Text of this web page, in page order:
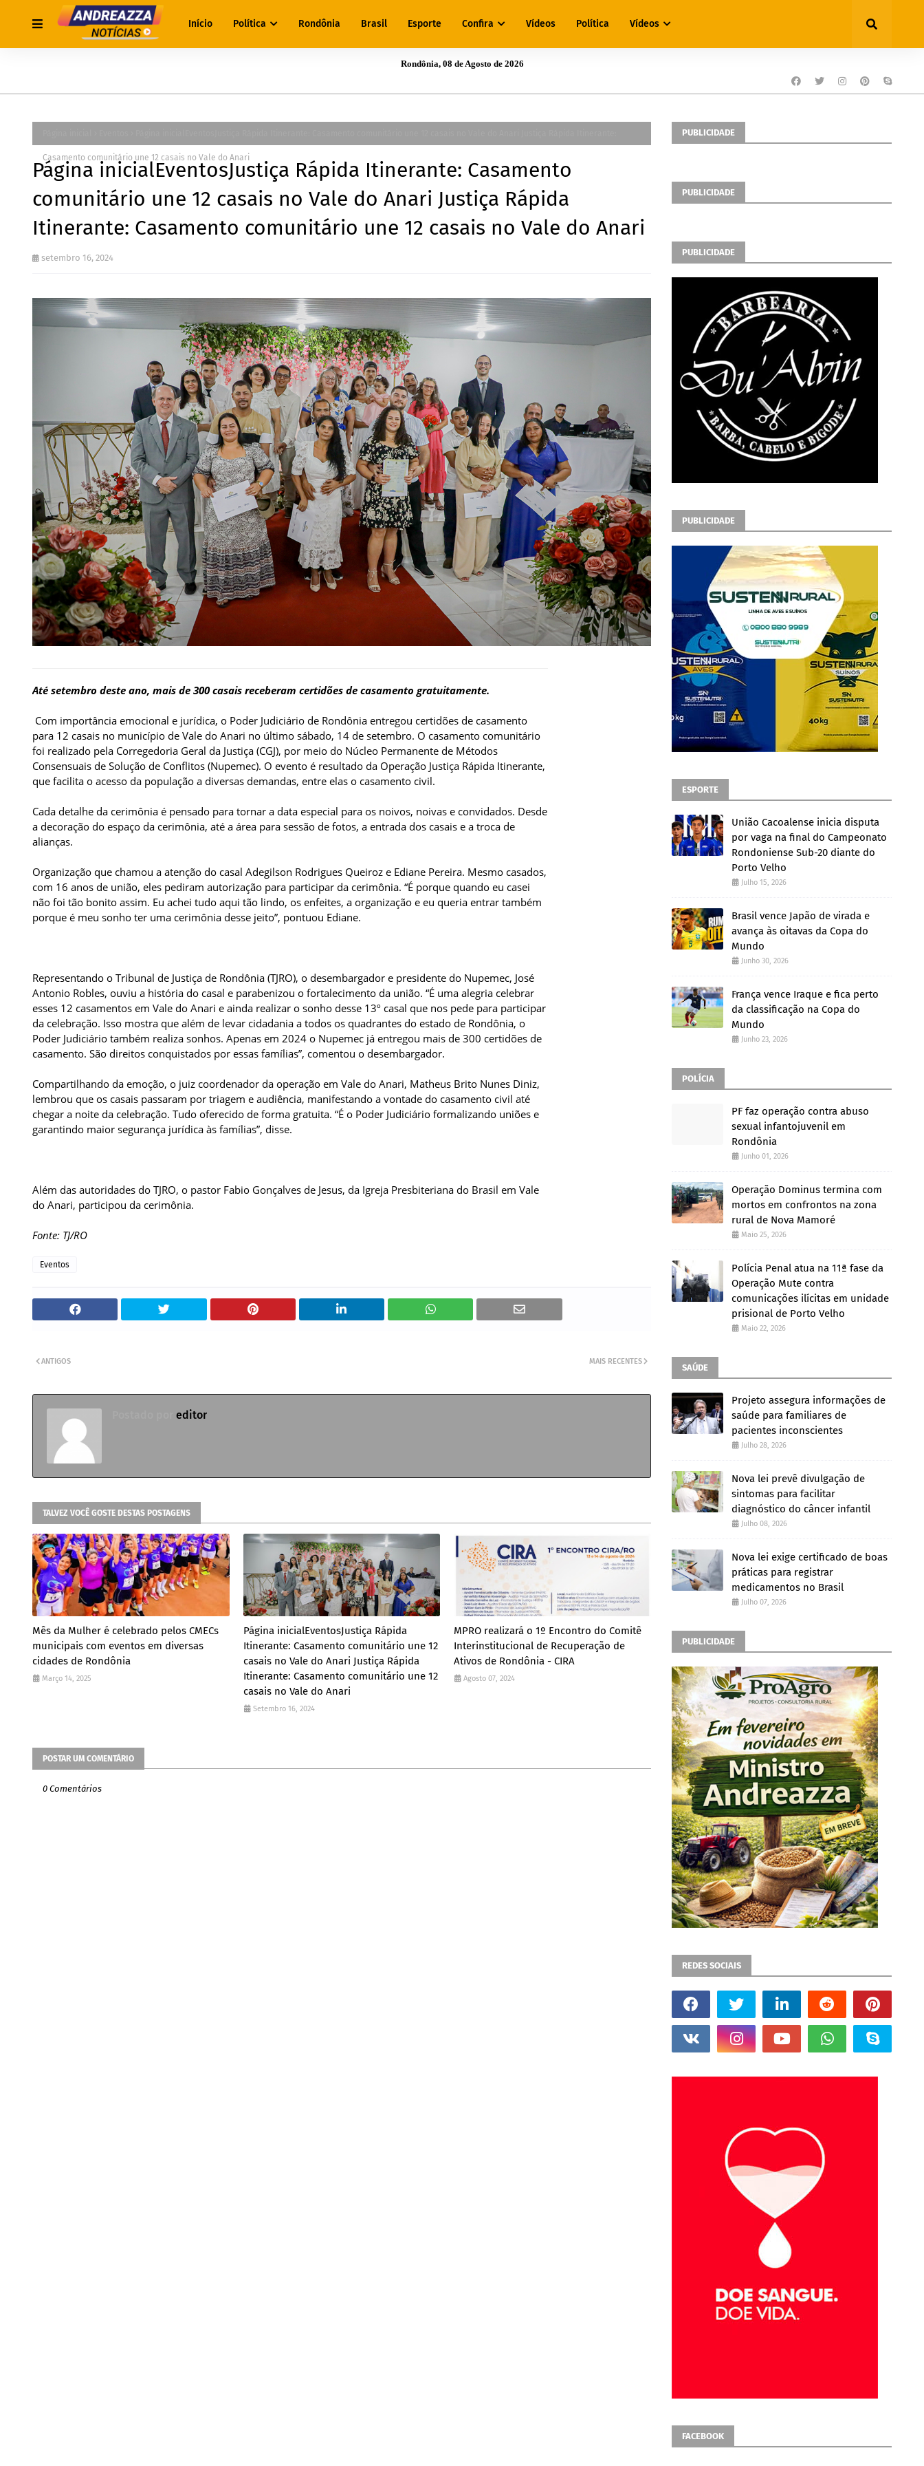
Início Política Rondônia Brasil Esporte Confira Vídeos Política Vídeos
Rondônia, 08 de Agosto de 2026
Casamento comunitário une 12 casais no Vale do Anari
Página inicialEventosJustiça Rápida Itinerante: Casamento
comunitário une 12 casais no Vale do Anari Justiça Rápida
Itinerante: Casamento comunitário une 12 casais no Vale do Anari
setembro 16, 2024
Até setembro deste ano, mais de 300 casais receberam certidões de casamento gratuitamente.
Com importância emocional e jurídica, o Poder Judiciário de Rondônia entregou certidões de casamento
para 12 casais no município de Vale do Anari no último sábado, 14 de setembro. O casamento comunitário
foi realizado pela Corregedoria Geral da Justiça (CGJ), por meio do Núcleo Permanente de Métodos
Consensuais de Solução de Conflitos (Nupemec). O evento é resultado da Operação Justiça Rápida Itinerante,
que facilita o acesso da população a diversas demandas, entre elas o casamento civil.
Cada detalhe da cerimônia é pensado para tornar a data especial para os noivos, noivas e convidados. Desde
a decoração do espaço da cerimônia, até a área para sessão de fotos, a entrada dos casais e a troca de
alianças.
Organização que chamou a atenção do casal Adegilson Rodrigues Queiroz e Ediane Pereira. Mesmo casados,
com 16 anos de união, eles pediram autorização para participar da cerimônia. “É porque quando eu casei
não foi tão bonito assim. Eu achei tudo aqui tão lindo, os enfeites, a organização e eu queria entrar também
porque é meu sonho ter uma cerimônia desse jeito”, pontuou Ediane.
Representando o Tribunal de Justiça de Rondônia (TJRO), o desembargador e presidente do Nupemec, José
Antonio Robles, ouviu a história do casal e parabenizou o fortalecimento da união. “É uma alegria celebrar
esses 12 casamentos em Vale do Anari e ainda realizar o sonho desse 13º casal que nos pede para participar
da celebração. Isso mostra que além de levar cidadania a todos os quadrantes do estado de Rondônia, o
Poder Judiciário também realiza sonhos. Apenas em 2024 o Nupemec já entregou mais de 300 certidões de
casamento. São direitos conquistados por essas famílias”, comentou o desembargador.
Compartilhando da emoção, o juiz coordenador da operação em Vale do Anari, Matheus Brito Nunes Diniz,
lembrou que os casais passaram por triagem e audiência, manifestando a vontade do casamento civil até
chegar a noite da celebração. Tudo oferecido de forma gratuita. “É o Poder Judiciário formalizando uniões e
garantindo maior segurança jurídica às famílias”, disse.
Além das autoridades do TJRO, o pastor Fabio Gonçalves de Jesus, da Igreja Presbiteriana do Brasil em Vale
do Anari, participou da cerimônia.
Fonte: TJ/RO
Eventos
MAIS RECENTES
ANTIGOS
editor
TALVEZ VOCÊ GOSTE DESTAS POSTAGENS
Mês da Mulher é celebrado pelos CMECs
municipais com eventos em diversas
cidades de Rondônia
Março 14, 2025
Página inicialEventosJustiça Rápida
Itinerante: Casamento comunitário une 12
casais no Vale do Anari Justiça Rápida
Itinerante: Casamento comunitário une 12
casais no Vale do Anari
Setembro 16, 2024
MPRO realizará o 1º Encontro do Comitê
Interinstitucional de Recuperação de
Ativos de Rondônia - CIRA
Agosto 07, 2024
POSTAR UM COMENTÁRIO
0 Comentários
PUBLICIDADE
PUBLICIDADE
PUBLICIDADE
PUBLICIDADE
ESPORTE
União Cacoalense inicia disputa
por vaga na final do Campeonato
Rondoniense Sub-20 diante do
Porto Velho
Julho 15, 2026
Brasil vence Japão de virada e
avança às oitavas da Copa do
Mundo
Junho 30, 2026
França vence Iraque e fica perto
da classificação na Copa do
Mundo
Junho 23, 2026
POLÍCIA
PF faz operação contra abuso
sexual infantojuvenil em
Rondônia
Junho 01, 2026
Operação Dominus termina com
mortos em confrontos na zona
rural de Nova Mamoré
Maio 25, 2026
Polícia Penal atua na 11ª fase da
Operação Mute contra
comunicações ilícitas em unidade
prisional de Porto Velho
Maio 22, 2026
SAÚDE
Projeto assegura informações de
saúde para familiares de
pacientes inconscientes
Julho 28, 2026
Nova lei prevê divulgação de
sintomas para facilitar
diagnóstico do câncer infantil
Julho 08, 2026
Nova lei exige certificado de boas
práticas para registrar
medicamentos no Brasil
Julho 07, 2026
PUBLICIDADE
REDES SOCIAIS
FACEBOOK